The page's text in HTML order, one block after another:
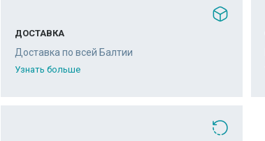
ДОСТАВКА
Доставка по всей Балтии
Узнать больше